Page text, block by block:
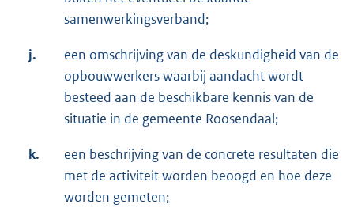
samenwerkingsverband;
j.
een omschrijving van de deskundigheid van de
opbouwwerkers waarbij aandacht wordt
besteed aan de beschikbare kennis van de
situatie in de gemeente Roosendaal;
k.
een beschrijving van de concrete resultaten die
met de activiteit worden beoogd en hoe deze
worden gemeten;